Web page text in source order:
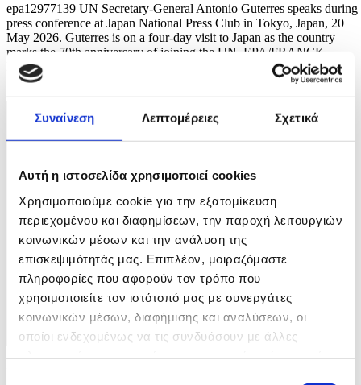
Συναίνεση Λεπτομέρειες Σχετικά
Αυτή η ιστοσελίδα χρησιμοποιεί cookies
Χρησιμοποιούμε cookie για την εξατομίκευση
περιεχομένου και διαφημίσεων, την παροχή λειτουργιών
κοινωνικών μέσων και την ανάλυση της
επισκεψιμότητάς μας. Επιπλέον, μοιραζόμαστε
πληροφορίες που αφορούν τον τρόπο που
χρησιμοποιείτε τον ιστότοπό μας με συνεργάτες
κοινωνικών μέσων, διαφήμισης και αναλύσεων, οι
οποίοι ενδεχομένως να τις συνδυάσουν με άλλες
epa12977139 UN Secretary-General Antonio Guterres speaks during
press conference at Japan National Press Club in Tokyo, Japan, 20
May 2026. Guterres is on a four-day visit to Japan as the country
marks the 70th anniversary of joining the UN. EPA/FRANCK
ROBICHON
3 / 7